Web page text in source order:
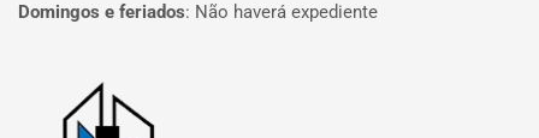
Domingos e feriados: Não haverá expediente
Página inicial